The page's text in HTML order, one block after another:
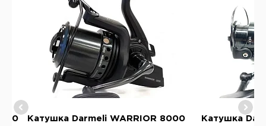
Катушка Darmeli WARRIOR 8000
Катушка